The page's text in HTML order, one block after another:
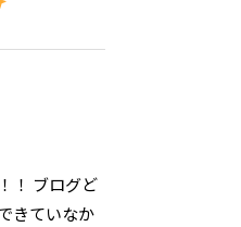
！ ブログど
きていなか